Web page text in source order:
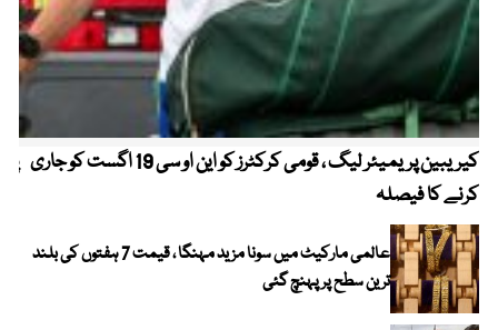
کیریبین پریمیئر لیگ ، قومی کرکٹرز کو این او سی 19 اگست کو جاری
کرنے کا فیصلہ
عالمی مارکیٹ میں سونا مزید مہنگا ، قیمت 7 ہفتوں کی بلند
ترین سطح پر پہنچ گئی